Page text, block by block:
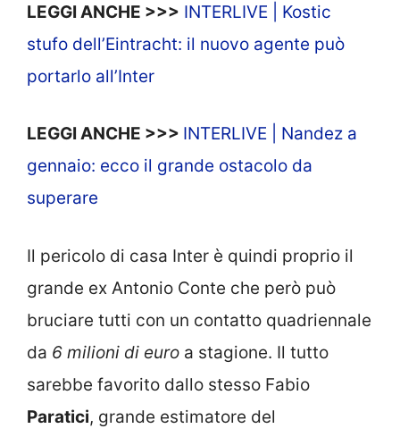
LEGGI ANCHE >>> INTERLIVE | Kostic
stufo dell’Eintracht: il nuovo agente può
portarlo all’Inter
LEGGI ANCHE >>> INTERLIVE | Nandez a
gennaio: ecco il grande ostacolo da
superare
Il pericolo di casa Inter è quindi proprio il
grande ex Antonio Conte che però può
bruciare tutti con un contatto quadriennale
da 6 milioni di euro a stagione. Il tutto
sarebbe favorito dallo stesso Fabio
Paratici, grande estimatore del